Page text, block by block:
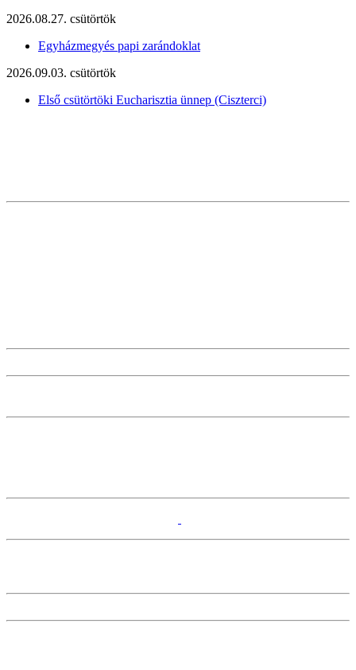
2026.08.27. csütörtök
Egyházmegyés papi zarándoklat
2026.09.03. csütörtök
Első csütörtöki Eucharisztia ünnep (Ciszterci)